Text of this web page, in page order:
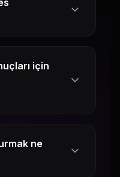
için
ne